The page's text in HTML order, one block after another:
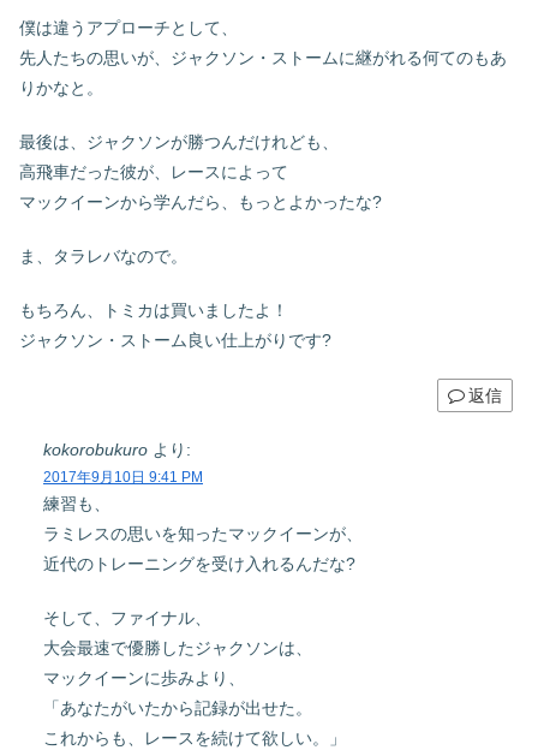
僕は違うアプローチとして、
先人たちの思いが、ジャクソン・ストームに継がれる何てのもあ
りかなと。
最後は、ジャクソンが勝つんだけれども、
高飛車だった彼が、レースによって
マックイーンから学んだら、もっとよかったな?
ま、タラレバなので。
もちろん、トミカは買いましたよ！
ジャクソン・ストーム良い仕上がりです?
返信
kokorobukuro より:
2017年9月10日 9:41 PM
練習も、
ラミレスの思いを知ったマックイーンが、
近代のトレーニングを受け入れるんだな?
そして、ファイナル、
大会最速で優勝したジャクソンは、
マックイーンに歩みより、
「あなたがいたから記録が出せた。
これからも、レースを続けて欲しい。」